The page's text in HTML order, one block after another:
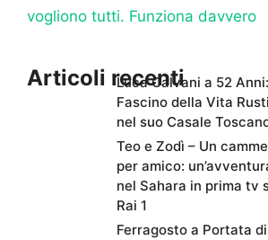
vogliono tutti. Funziona davvero
Articoli recenti
Luca Calvani a 52
Fascino della Vita
nel suo Casale
Teo e Zodì – Un
per amico:
nel Sahara in prima tv
Rai 1
Ferragosto a Portata di